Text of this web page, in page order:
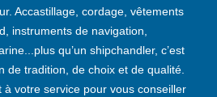
Accastillage, cordage, vêtements
instruments de navigation,
qu’un shipchandler, c’est
de tradition, de choix et de qualité.
à votre service pour vous conseiller